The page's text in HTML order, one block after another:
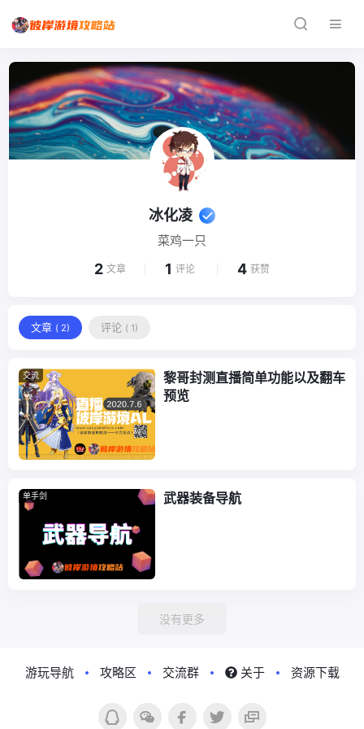
冰化凌
菜鸡一只
2 文章 1 评论 4 获赞
文章 ( 2) 评论 ( 1)
交流
黎哥封测直播简单功能以及翻车
预览
单手剑 武器装备导航
没有更多
游玩导航 攻略区 交流群 关于 资源下载